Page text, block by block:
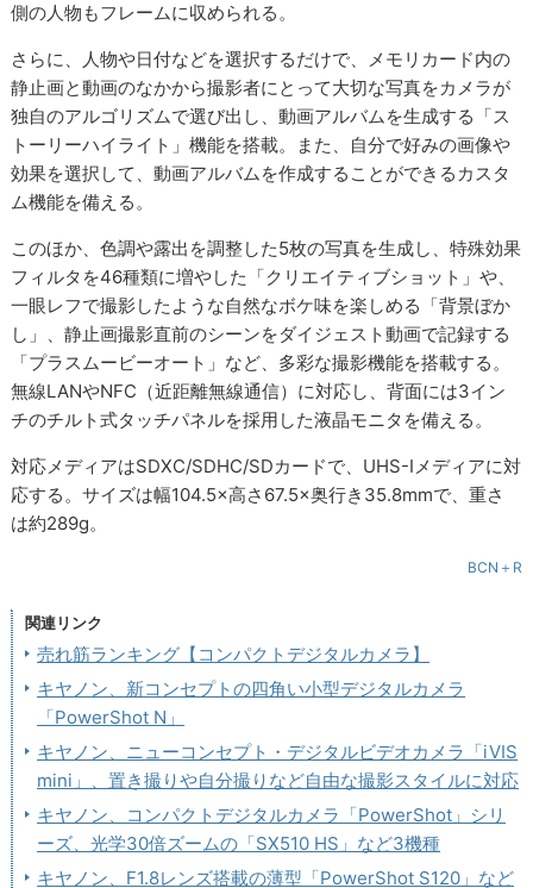
側の人物もフレームに収められる。
さらに、人物や日付などを選択するだけで、メモリカード内の
静止画と動画のなかから撮影者にとって大切な写真をカメラが
独自のアルゴリズムで選び出し、動画アルバムを生成する「ス
トーリーハイライト」機能を搭載。また、自分で好みの画像や
効果を選択して、動画アルバムを作成することができるカスタ
ム機能を備える。
このほか、色調や露出を調整した5枚の写真を生成し、特殊効果
フィルタを46種類に増やした「クリエイティブショット」や、
一眼レフで撮影したような自然なボケ味を楽しめる「背景ぼか
し」、静止画撮影直前のシーンをダイジェスト動画で記録する
「プラスムービーオート」など、多彩な撮影機能を搭載する。
無線LANやNFC（近距離無線通信）に対応し、背面には3イン
チのチルト式タッチパネルを採用した液晶モニタを備える。
対応メディアはSDXC/SDHC/SDカードで、UHS-Iメディアに対
応する。サイズは幅104.5×高さ67.5×奥行き35.8mmで、重さ
は約289g。
BCN＋R
関連リンク
売れ筋ランキング【コンパクトデジタルカメラ】
キヤノン、新コンセプトの四角い小型デジタルカメラ
「PowerShot N」
キヤノン、ニューコンセプト・デジタルビデオカメラ「iVIS
mini」、置き撮りや自分撮りなど自由な撮影スタイルに対応
キヤノン、コンパクトデジタルカメラ「PowerShot」シリ
ーズ、光学30倍ズームの「SX510 HS」など3機種
キヤノン、F1.8レンズ搭載の薄型「PowerShot S120」など